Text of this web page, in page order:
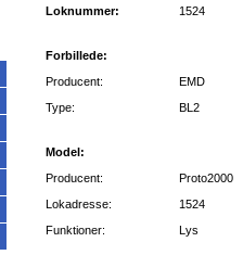
Loknummer:
1524
Forbillede:
Producent:
EMD
Type:
BL2
Model:
Producent:
Proto2000
Lokadresse:
1524
Funktioner:
Lys